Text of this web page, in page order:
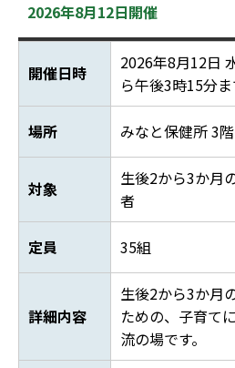
2026年8月12日開催
開催日時
2026年8月12日
ら午後3時15分
場所 みなと保健所 3
対象
生後2から3か月
者
定員 35組
詳細内容
生後2から3か月
ための、子育て
流の場です。